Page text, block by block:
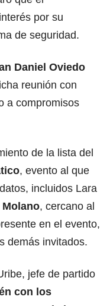
por su
de seguridad.
Daniel Oviedo
reunión con
a compromisos
de la lista del
, evento al que
incluidos Lara
Molano, cercano al
en el evento,
demás invitados.
jefe de partido
con los